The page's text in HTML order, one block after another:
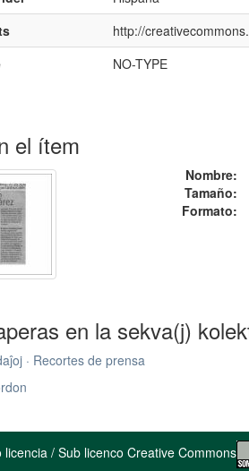
http://
NO-TYPE
el ítem
Nombre:
Tamaño:
Formato:
en la sekva(j)
· Recortes de prensa
licencia / Sub licenco Creative Commons